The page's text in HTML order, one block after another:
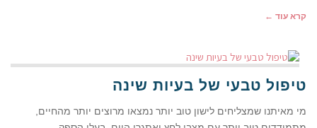
קרא עוד ←
טיפול טבעי של בעיות שינה
מי מאיתנו שמצליחים לישון טוב יותר נמצאו מרוצים יותר מהחיים,